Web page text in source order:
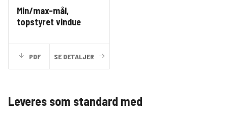
Min/max-mål,
topstyret vindue
PDF SE DETALJER
Leveres som standard med